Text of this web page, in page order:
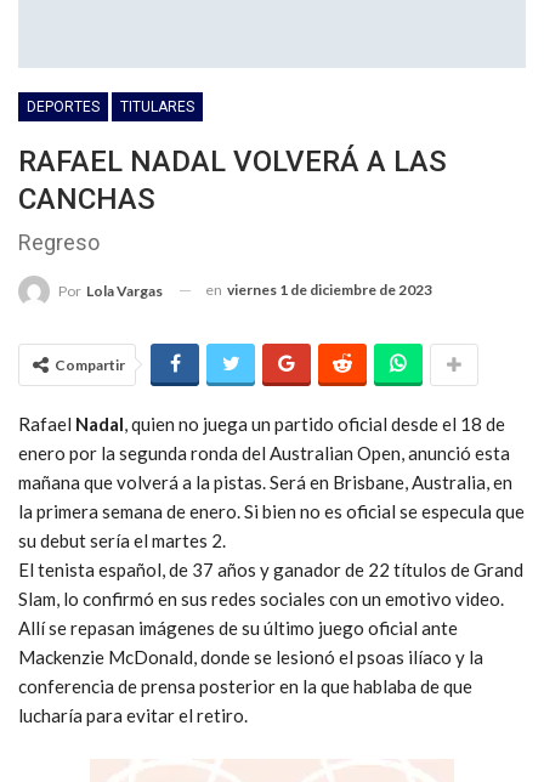
DEPORTES TITULARES
RAFAEL NADAL VOLVERÁ A LAS
CANCHAS
Regreso
Por Lola Vargas en viernes 1 de diciembre de 2023
Compartir
Rafael Nadal, quien no juega un partido oficial desde el 18 de
enero por la segunda ronda del Australian Open, anunció esta
mañana que volverá a la pistas. Será en Brisbane, Australia, en
la primera semana de enero. Si bien no es oficial se especula que
su debut sería el martes 2.
El tenista español, de 37 años y ganador de 22 títulos de Grand
Slam, lo confirmó en sus redes sociales con un emotivo video.
Allí se repasan imágenes de su último juego oficial ante
Mackenzie McDonald, donde se lesionó el psoas ilíaco y la
conferencia de prensa posterior en la que hablaba de que
lucharía para evitar el retiro.